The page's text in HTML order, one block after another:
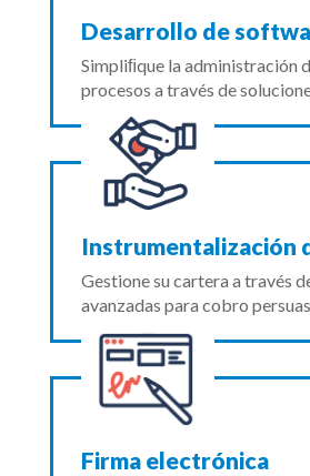
Desarrollo de
Simpliﬁque la administración
procesos a través de
Instrumentalización
Gestione su cartera a través
avanzadas para cobro
Firma electrónica